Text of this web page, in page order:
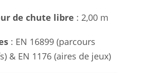
de chute libre : 2,00 m
: EN 16899 (parcours
& EN 1176 (aires de jeux)